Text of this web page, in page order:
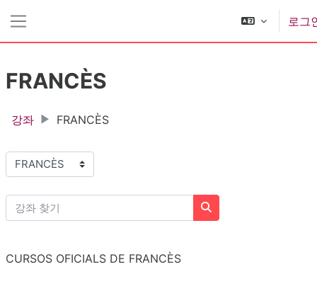
로그
FRANCÈS
강좌 FRANCÈS
강좌 범주
강좌 찾기
강좌 찾기
CURSOS OFICIALS DE FRANCÈS